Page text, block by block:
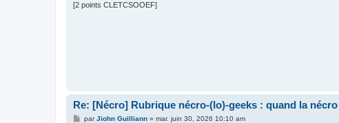
[2 points CLETCSOOEF]
Re: [Nécro] Rubrique nécro-(lo)-geeks : quand la
MparJiohn Guilliann» mar. juin 30, 2026 10:10 am